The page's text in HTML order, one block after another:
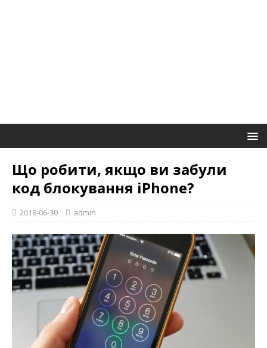
Що робити, якщо ви забули
код блокування iPhone?
2018-06-30 admin